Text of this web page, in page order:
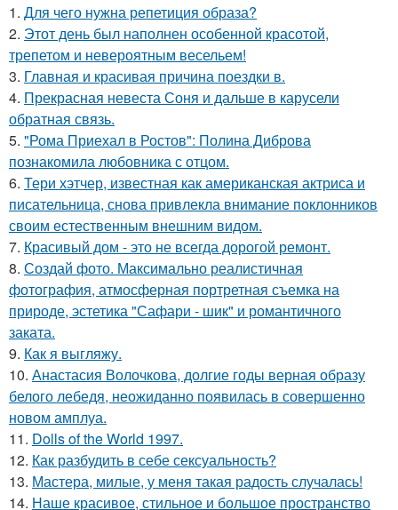
1. Для чего нужна репетиция образа?
2. Этот день был наполнен особенной красотой,
трепетом и невероятным весельем!
3. Главная и красивая причина поездки в.
4. Прекрасная невеста Соня и дальше в карусели
обратная связь.
5. "Рома Приехал в Ростов": Полина Диброва
познакомила любовника с отцом.
6. Тери хэтчер, известная как американская актриса и
писательница, снова привлекла внимание поклонников
своим естественным внешним видом.
7. Красивый дом - это не всегда дорогой ремонт.
8. Создай фото. Максимально реалистичная
фотография, атмосферная портретная съемка на
природе, эстетика "Сафари - шик" и романтичного
заката.
9. Как я выгляжу.
10. Анастасия Волочкова, долгие годы верная образу
белого лебедя, неожиданно появилась в совершенно
новом амплуа.
11. Dolls of the World 1997.
12. Как разбудить в себе сексуальность?
13. Мастера, милые, у меня такая радость случалась!
14. Наше красивое, стильное и большое пространство